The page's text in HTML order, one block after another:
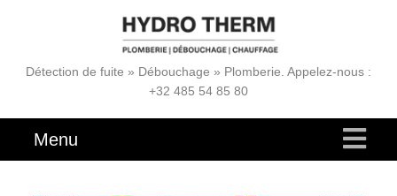
Détection de fuite » Débouchage » Plomberie. Appelez-nous :
+32 485 54 85 80
Menu